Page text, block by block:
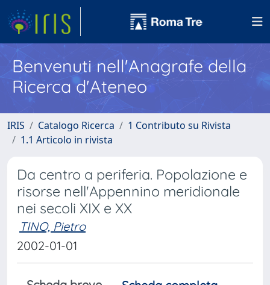
Benvenuti nell'Anagrafe della
Ricerca d'Ateneo
IRIS Catalogo Ricerca
1 Contributo su Rivista
1.1 Articolo in rivista
Da centro a periferia. Popolazione e
risorse nell'Appennino meridionale
nei secoli XIX e XX
TINO, Pietro
2002-01-01